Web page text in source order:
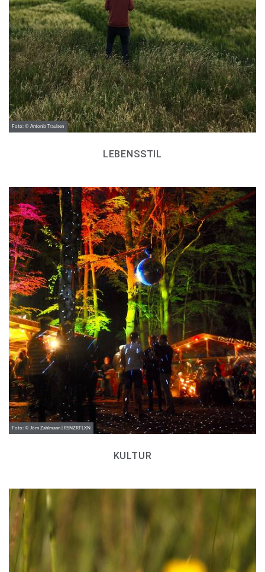
Foto: © Antonia Traulsen
LEBENSSTIL
Foto: © Jörn Zahlmann | RSNZRFLXN
KULTUR